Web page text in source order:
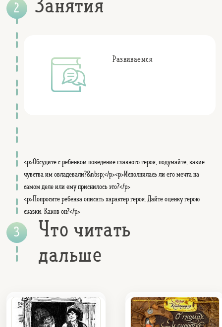
внутренние чувства
профессии Развиваемся
<p>Обсудите с ребенком поведение главного героя, подумайте, какие
чувства им овладевали?&nbsp;</p><p>Исполнилась ли его мечта на
самом деле или ему приснилось это?</p>
<p>Попросите ребенка описать характер героя. Дайте оценку герою
сказки. Каков он?</p>
Что читать
дальше